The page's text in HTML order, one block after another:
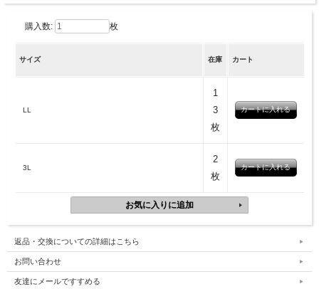
購入数: 枚
サイズ 在庫 カート
LL
1
3
枚
3L
2
枚
返品・交換についての詳細はこちら
お問い合わせ
友達にメールですすめる